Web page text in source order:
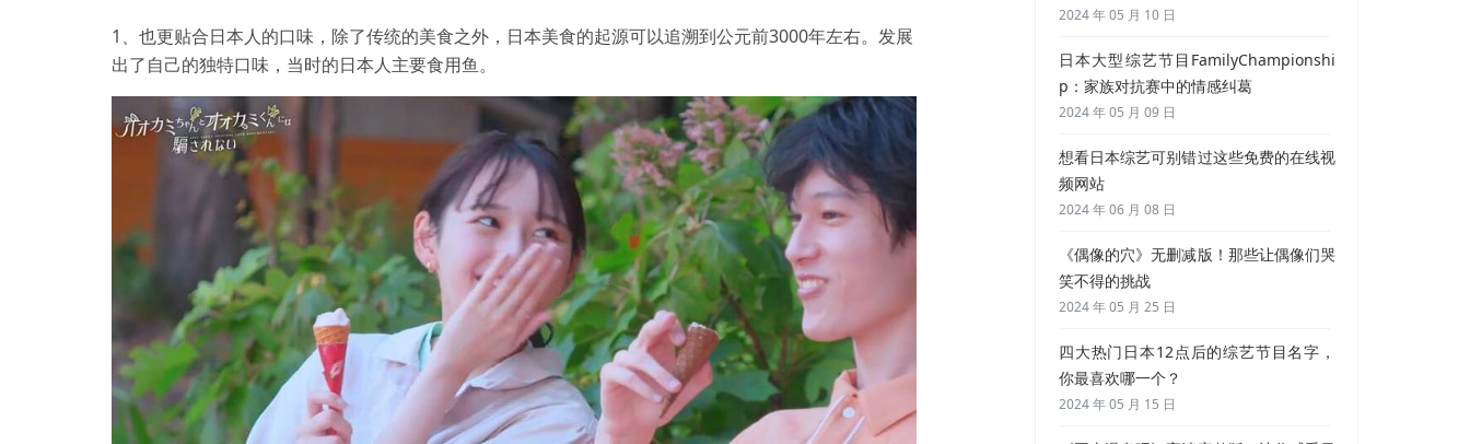
1、也更贴合日本人的口味，除了传统的美食之外，日本美食的起源可以追溯到公元前3000年左右。发展
出了自己的独特口味，当时的日本人主要食用鱼。
2024 年 05 月 10 日
日本大型综艺节目FamilyChampionshi
p：家族对抗赛中的情感纠葛
2024 年 05 月 09 日
想看日本综艺可别错过这些免费的在线视
频网站
2024 年 06 月 08 日
《偶像的穴》无删减版！那些让偶像们哭
笑不得的挑战
2024 年 05 月 25 日
四大热门日本12点后的综艺节目名字，
你最喜欢哪一个？
2024 年 05 月 15 日